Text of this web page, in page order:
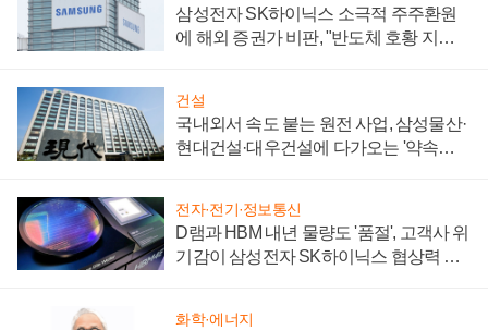
삼성전자 SK하이닉스 소극적 주주환원
에 해외 증권가 비판, "반도체 호황 지속
건설
국내외서 속도 붙는 원전 사업, 삼성물산·
현대건설·대우건설에 다가오는 '약속의
전자·전기·정보통신
D램과 HBM 내년 물량도 '품절', 고객사 위
기감이 삼성전자 SK하이닉스 협상력 더
화학·에너지